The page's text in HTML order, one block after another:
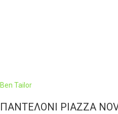
Ben Tailor
ΠΑΝΤΕΛΟΝΙ PIAZZA